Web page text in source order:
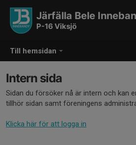
Till hemsidan
Järfälla Bele
P-16 Viksjö
Intern sida
Sidan du försöker nå är intern och kan
tillhör sidan samt föreningens
Klicka här för att logga in